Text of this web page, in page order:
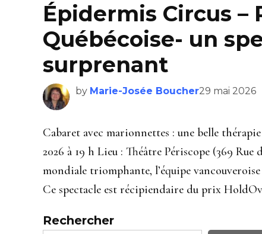
Épidermis Circus
Québécoise- un
surprenant
by Marie-Josée Boucher29 mai 2026
Cabaret avec marionnettes : une belle
2026 à 19 h Lieu : Théâtre Périscope (369
mondiale triomphante, l’équipe
Ce spectacle est récipiendaire du prix
Rechercher